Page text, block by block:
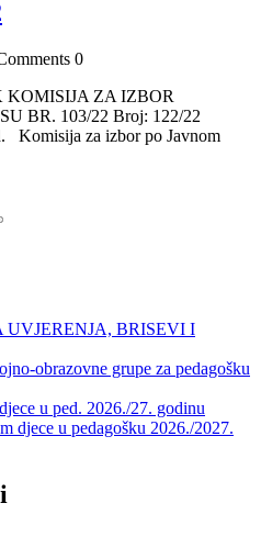
0
KOMISIJA ZA IZBOR
BR. 103/22 Broj: 122/22
za izbor po Javnom
BRISEVI I
obrazovne grupe za pedagošku
u ped. 2026./27. godinu
djece u pedagošku 2026./2027.